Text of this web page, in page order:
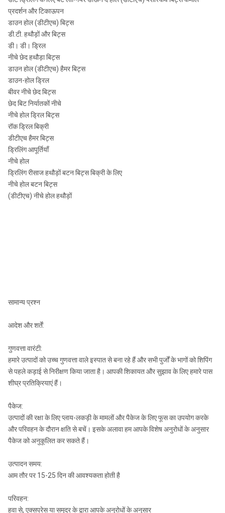
प्रदर्शन और टिकाऊपन
डाउन होल (डीटीएच) बिट्स
डी.टी. हथौड़ों और बिट्स
डी। डी। ड्रिल
नीचे छेद हथौड़ा बिट्स
डाउन होल (डीटीएच) हैमर बिट्स
डाउन-होल ड्रिल
बीवर नीचे छेद बिट्स
छेद बिट निर्यातकों नीचे
नीचे होल ड्रिल बिट्स
रॉक ड्रिल बिक्री
डीटीएच हैमर बिट्स
ड्रिलिंग आपूर्तियाँ
नीचे होल
ड्रिलिंग रीसाज हथौड़ों बटन बिट्स बिक्री के लिए
नीचे होल बटन बिट्स
(डीटीएच) नीचे होल हथौड़ों
सामान्य प्रश्न
आदेश और शर्तें:
गुणवत्ता वारंटी:
हमारे उत्पादों को उच्च गुणवत्ता वाले इस्पात से बना रहे हैं और सभी पुर्जों के भागों को शिपिंग
से पहले कड़ाई से निरीक्षण किया जाता है। आपकी शिकायत और सुझाव के लिए हमारे पास
शीघ्र प्रतिक्रियाएं हैं।
पैकेज:
उत्पादों की रक्षा के लिए प्लाय-लकड़ी के मामलों और पैकेज के लिए फूस का उपयोग करके
और परिवहन के दौरान क्षति से बचें। इसके अलावा हम आपके विशेष अनुरोधों के अनुसार
पैकेज को अनुकूलित कर सकते हैं।
उत्पादन समय:
आम तौर पर 15-25 दिन की आवश्यकता होती है
परिवहन:
हवा से, एक्सप्रेस या समुद्र के द्वारा आपके अनुरोधों के अनुसार